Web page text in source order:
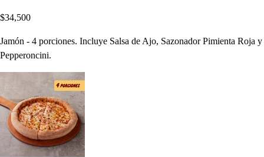
$34,500
Jamón - 4 porciones. Incluye Salsa de Ajo, Sazonador Pimienta Roja y
Pepperoncini.